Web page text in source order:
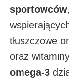
sportowców
tłuszczowe
oraz
omega-3